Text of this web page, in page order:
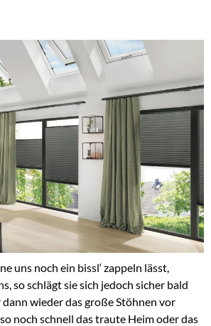
uns noch ein bissl‘ zappeln lässt,
so schlägt sie sich jedoch sicher bald
wieder das große Stöhnen vor
noch schnell das traute Heim oder das